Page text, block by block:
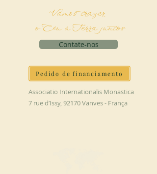
Vamos trazer
o Céu à Terra juntos
Contate-nos
Pedido de financiamento
Associatio Internationalis Monastica
7 rue d’Issy, 92170 Vanves - França